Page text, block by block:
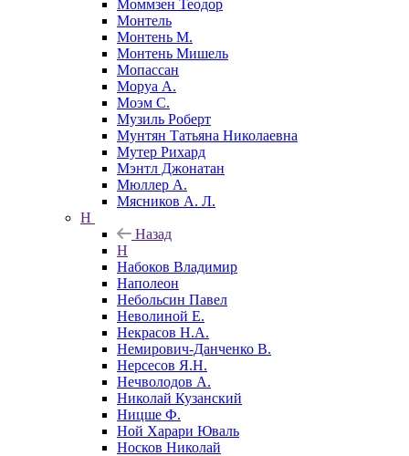
Моммзен Теодор
Монтель
Монтень М.
Монтень Мишель
Мопассан
Моруа А.
Моэм С.
Музиль Роберт
Мунтян Татьяна Николаевна
Мутер Рихард
Мэнтл Джонатан
Мюллер А.
Мясников А. Л.
Н
Назад
Н
Набоков Владимир
Наполеон
Небольсин Павел
Неволиной Е.
Некрасов Н.А.
Немирович-Данченко В.
Нерсесов Я.Н.
Нечволодов А.
Николай Кузанский
Ницше Ф.
Ной Харари Юваль
Носков Николай